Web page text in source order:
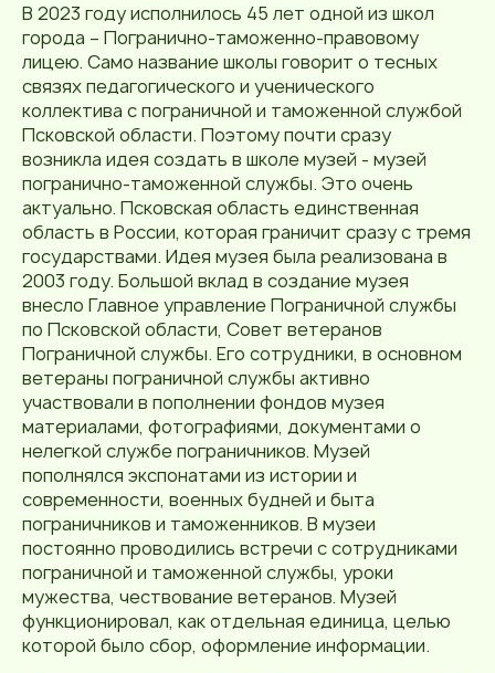
В 2023 году исполнилось 45 лет одной из школ
города – Погранично-таможенно-правовому
лицею. Само название школы говорит о тесных
связях педагогического и ученического
коллектива с пограничной и таможенной службой
Псковской области. Поэтому почти сразу
возникла идея создать в школе музей - музей
погранично-таможенной службы. Это очень
актуально. Псковская область единственная
область в России, которая граничит сразу с тремя
государствами. Идея музея была реализована в
2003 году. Большой вклад в создание музея
внесло Главное управление Пограничной службы
по Псковской области, Совет ветеранов
Пограничной службы. Его сотрудники, в основном
ветераны пограничной службы активно
участвовали в пополнении фондов музея
материалами, фотографиями, документами о
нелегкой службе пограничников. Музей
пополнялся экспонатами из истории и
современности, военных будней и быта
пограничников и таможенников. В музеи
постоянно проводились встречи с сотрудниками
пограничной и таможенной службы, уроки
мужества, чествование ветеранов. Музей
функционировал, как отдельная единица, целью
которой было сбор, оформление информации.